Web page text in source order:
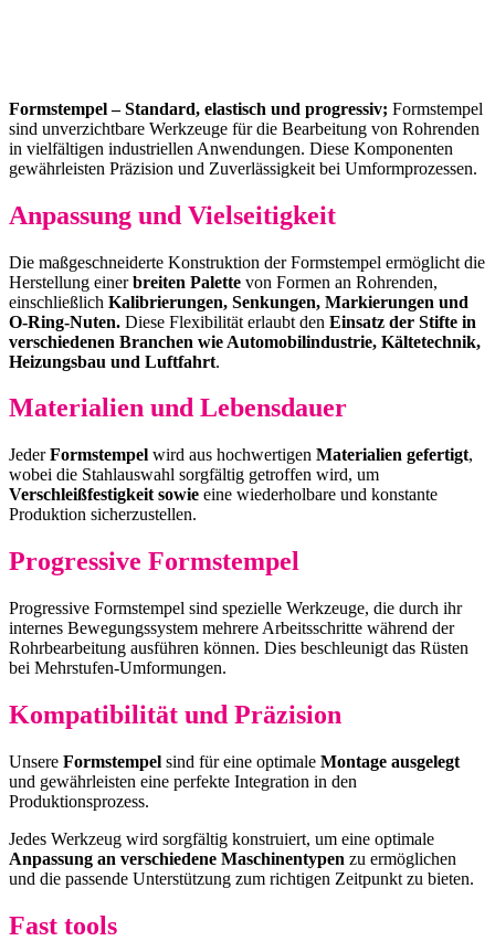
Formstempel – Standard, elastisch und progressiv; Formstempel
sind unverzichtbare Werkzeuge für die Bearbeitung von Rohrenden
in vielfältigen industriellen Anwendungen. Diese Komponenten
gewährleisten Präzision und Zuverlässigkeit bei Umformprozessen.
Anpassung und Vielseitigkeit
Die maßgeschneiderte Konstruktion der Formstempel ermöglicht die
Herstellung einerbreiten Palette von Formen an Rohrenden,
einschließlich Kalibrierungen, Senkungen, Markierungen und
O-Ring-Nuten. Diese Flexibilität erlaubt den Einsatz der Stifte in
verschiedenen Branchen wie Automobilindustrie, Kältetechnik,
Heizungsbau und Luftfahrt.
Materialien und Lebensdauer
JederFormstempel wird aus hochwertigen Materialien gefertigt,
wobei die Stahlauswahl sorgfältig getroffen wird, um
Verschleißfestigkeit sowie eine wiederholbare und konstante
Produktion sicherzustellen.
Progressive Formstempel
Progressive Formstempel sind spezielle Werkzeuge, die durch ihr
internes Bewegungssystem mehrere Arbeitsschritte während der
Rohrbearbeitung ausführen können. Dies beschleunigt das Rüsten
bei Mehrstufen-Umformungen.
Kompatibilität und Präzision
Unsere Formstempel sind für eine optimale Montage ausgelegt
und gewährleisten eine perfekte Integration in den
Produktionsprozess.
Jedes Werkzeug wird sorgfältig konstruiert, um eine optimale
Anpassung an verschiedene Maschinentypen zu ermöglichen
und die passende Unterstützung zum richtigen Zeitpunkt zu bieten.
Fast tools